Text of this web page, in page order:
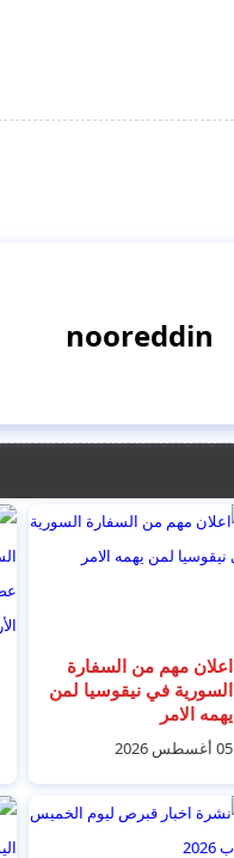
nooreddin
اعلان مهم من السفارة
السورية في نيقوسيا لمن
يهمه الامر
05 أغسطس 2026